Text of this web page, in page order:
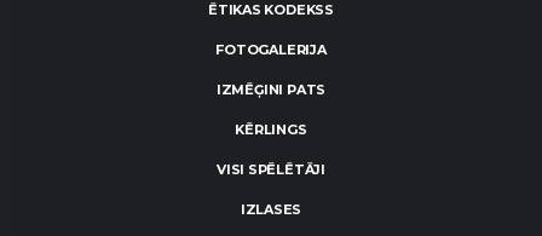
ĒTIKAS KODEKSS
FOTOGALERIJA
IZMĒĢINI PATS
KĒRLINGS
VISI SPĒLĒTĀJI
IZLASES